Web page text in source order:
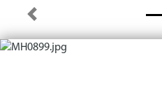
Previous